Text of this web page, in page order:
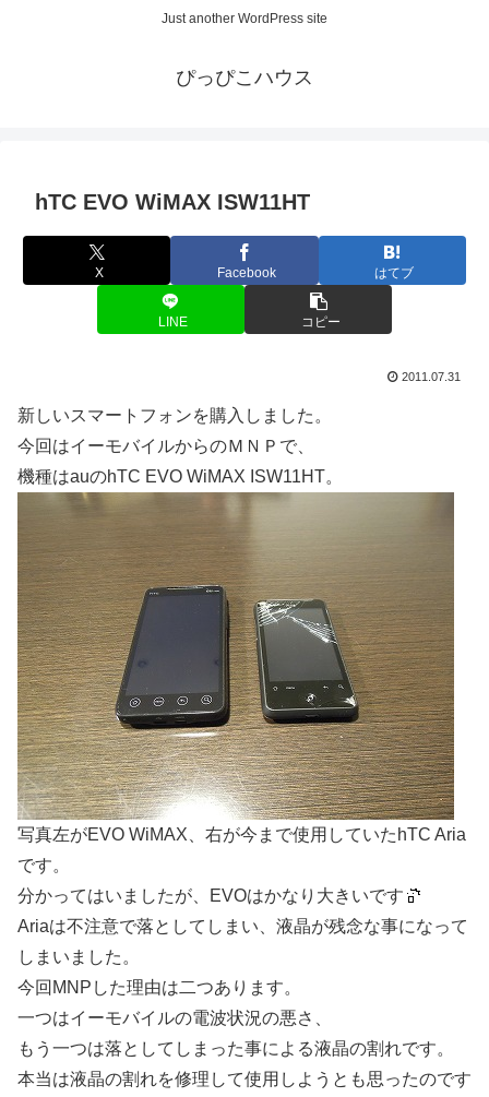
Just another WordPress site
ぴっぴこハウス
hTC EVO WiMAX ISW11HT
X Facebook はてブ
LINE コピー
2011.07.31
新しいスマートフォンを購入しました。
今回はイーモバイルからのＭＮＰで、
機種はauのhTC EVO WiMAX ISW11HT。
写真左がEVO WiMAX、右が今まで使用していたhTC Aria
です。
分かってはいましたが、EVOはかなり大きいです
Ariaは不注意で落としてしまい、液晶が残念な事になって
しまいました。
今回MNPした理由は二つあります。
一つはイーモバイルの電波状況の悪さ、
もう一つは落としてしまった事による液晶の割れです。
本当は液晶の割れを修理して使用しようとも思ったのです